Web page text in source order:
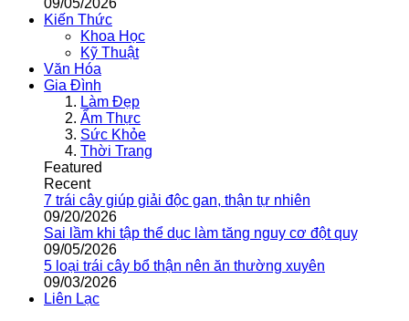
09/05/2026
Kiến Thức
Khoa Học
Kỹ Thuật
Văn Hóa
Gia Đình
Làm Đẹp
Ẩm Thực
Sức Khỏe
Thời Trang
Featured
Recent
7 trái cây giúp giải độc gan, thận tự nhiên
09/20/2026
Sai lầm khi tập thể dục làm tăng nguy cơ đột quỵ
09/05/2026
5 loại trái cây bổ thận nên ăn thường xuyên
09/03/2026
Liên Lạc